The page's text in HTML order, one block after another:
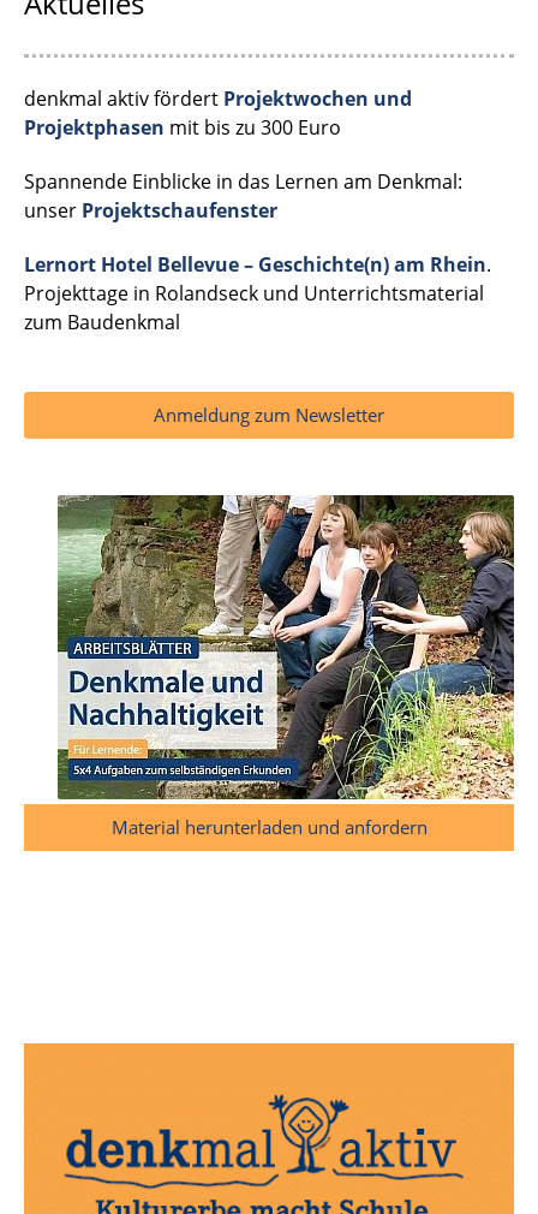
denkmal aktiv fördert Projektwochen und
Projektphasen mit bis zu 300 Euro
Spannende Einblicke in das Lernen am Denkmal:
unser Projektschaufenster
Lernort Hotel Bellevue – Geschichte(n) am Rhein.
Projekttage in Rolandseck und Unterrichtsmaterial
zum Baudenkmal
Anmeldung zum Newsletter
Material herunterladen und anfordern